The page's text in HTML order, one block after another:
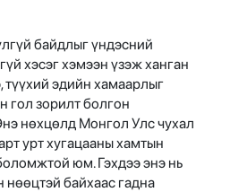
байдлыг үндэсний
хэсэг хэмээн үзэж ханган
эдийн хамаарлыг
гол зорилт болгон
нөхцөлд Монгол Улс чухал
урт хугацааны хамтын
юм. Гэхдээ энэ нь
байхаас гадна